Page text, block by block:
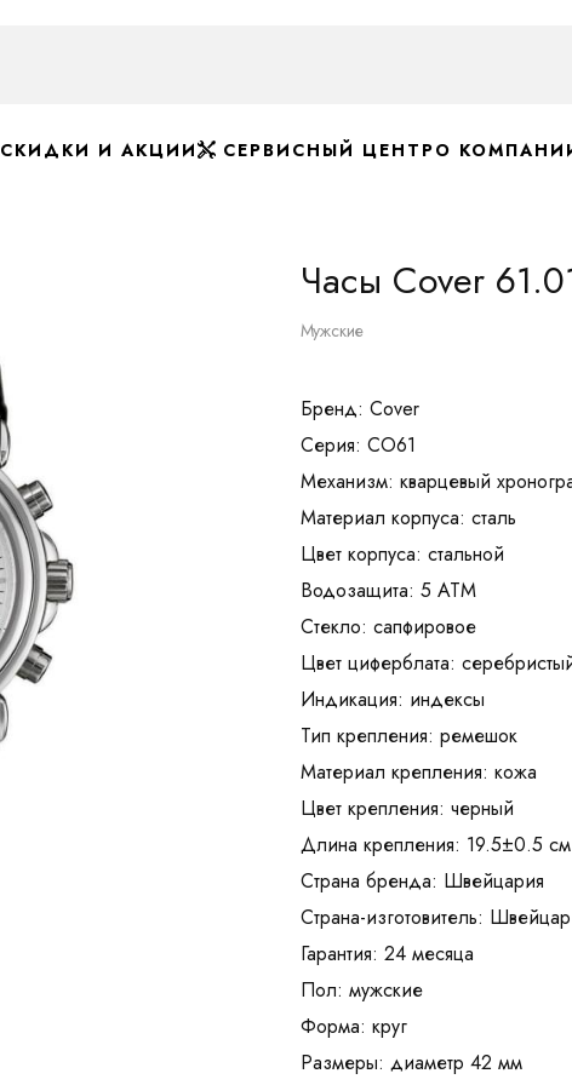
СКИДКИ И АКЦИИ СЕРВИСНЫЙ ЦЕНТРО
Часы Cover
Мужские
Бренд: Cover
Серия: CO61
Механизм: кварцевый
Материал корпуса: сталь
Цвет корпуса: стальной
Водозащита: 5 АТМ
Стекло: сапфировое
Цвет циферблата:
Индикация: индексы
Тип крепления: ремешок
Материал крепления: кожа
Цвет крепления: черный
Длина крепления: 19.5±0.5 см
Страна бренда: Швейцария
Страна-изготовитель:
Гарантия: 24 месяца
Пол: мужские
Форма: круг